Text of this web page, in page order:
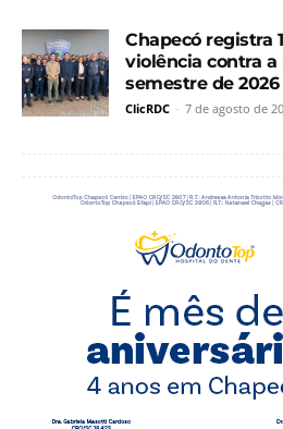
Chapecó registra
violência contra
semestre de 2026
ClicRDC - 7 de agosto de